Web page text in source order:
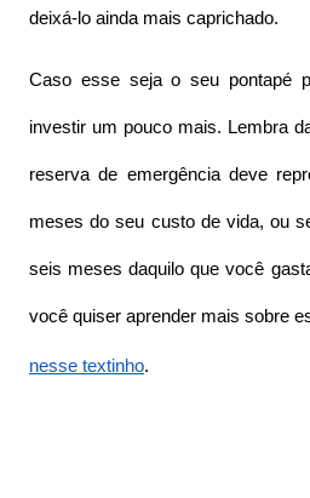
deixá-lo ainda mais caprichado.
Caso esse seja o seu pontapé
investir um pouco mais. Lembra
reserva de emergência deve
meses do seu custo de vida, ou
seis meses daquilo que você
você quiser aprender mais sobre
nesse textinho.